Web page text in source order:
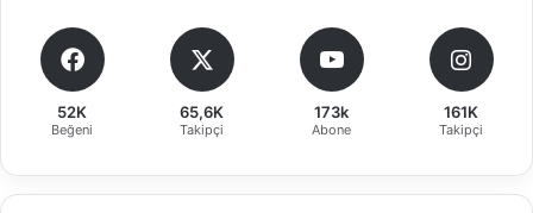
52K
Beğeni
65,6K
Takipçi
173k
Abone
161K
Takipçi